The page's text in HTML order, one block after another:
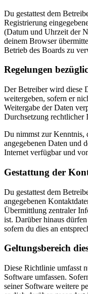
Du gestattest dem
Registrierung
(Datum und Uhrzeit der
deinem Browser
Betrieb des Boards zu
Regelungen
Der Betreiber wird diese
weitergeben, sofern er
Weitergabe der Daten
Durchsetzung rechtlicher
Du nimmst zur Kenntnis,
angegebenen Daten und
Internet verfügbar und
Gestattung der
Du gestattest dem
angegebenen
Übermittlung zentraler
ist. Darüber hinaus
sofern du dies an
Geltungsbereich
Diese Richtlinie umfasst
Software umfassen.
seiner Software weitere